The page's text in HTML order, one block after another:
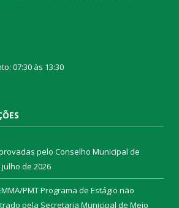
07:30 às 13:30
pelo Conselho Municipal de
julho de 2026
PMT Programa de Estágio não
pela Secretaria Municipal de Meio